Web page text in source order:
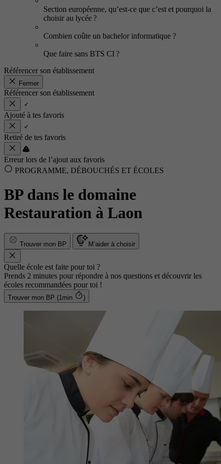
Section européenne, qu’est-ce que c’est et pourquoi la
choisir au lycée ?
Combien coûte un bachelor informatique ?
Que faire sans BTS CI ?
Référencer son établissement
Fermer
Référencer son établissement
Ajouté à tes favoris
Retiré de tes favoris
Erreur lors de l’ajout aux favoris
PROGRAMME, DÉBOUCHÉS ET ÉCOLES
BP dans le domaine
Restauration à Laon
Trouver mon BP M’aider à choisir
Quelle école est faite pour toi ?
Prends 2 minutes pour répondre à nos questions et découvrir les
écoles recommandées pour toi !
Trouver mon BP (1min )